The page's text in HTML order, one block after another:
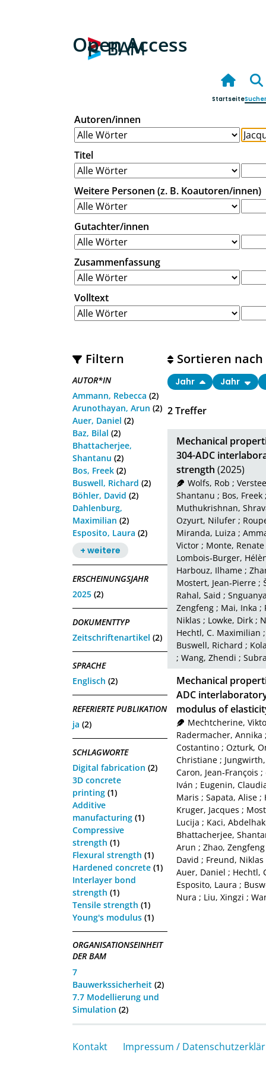
Open Access
Startseite
Autoren/innen
Titel
Weitere Personen (z. B. Koautoren/innen)
Gutachter/innen
Zusammenfassung
Volltext
Filtern
AUTOR*IN
Ammann, Rebecca (2)
Arunothayan, Arun (2)
Auer, Daniel (2)
Baz, Bilal (2)
Bhattacherjee,
Shantanu (2)
Bos, Freek (2)
Buswell, Richard (2)
Böhler, David (2)
Dahlenburg,
Maximilian (2)
Esposito, Laura (2)
+ weitere
ERSCHEINUNGSJAHR
2025 (2)
DOKUMENTTYP
Zeitschriftenartikel (2)
SPRACHE
Englisch (2)
REFERIERTE PUBLIKATION
ja (2)
SCHLAGWORTE
Digital fabrication (2)
3D concrete
printing (1)
Additive
manufacturing (1)
Compressive
strength (1)
Flexural strength (1)
Hardened concrete (1)
Interlayer bond
strength (1)
Tensile strength (1)
Young's modulus (1)
ORGANISATIONSEINHEIT
DER BAM
7
Bauwerkssicherheit (2)
7.7 Modellierung und
Simulation (2)
2Treffer
Sortieren nach
Jahr Jahr
Mechanical
304-ADC
strength (2025)
Wolfs, Rob ;
Shantanu ; Bos, Freek
Muthukrishnan,
Ozyurt, Nilufer ;
Miranda, Luiza ;
Victor ; Monte, Renate
Lombois‑Burger,
Harbouz, Ilhame ;
Mostert, Jean‑Pierre ;
Rahal, Said ;
Zengfeng ; Mai, Inka ;
Niklas ; Lowke, Dirk ;
Hechtl, C. Maximilian
Buswell, Richard ;
; Wang, Zhendi ;
Mechanical
ADC
modulus of
Mechtcherine,
Radermacher, Annika
Costantino ; Ozturk,
Christiane ;
Caron, Jean‑François ;
Iván ; Eugenin,
Maris ; Sapata, Alise ;
Kruger, Jacques ;
Lucija ; Kaci, Abdelhak
Bhattacherjee,
Arun ; Zhao, Zengfeng
David ; Freund, Niklas
Auer, Daniel ; Hechtl,
Esposito, Laura ;
Nura ; Liu, Xingzi ;
Kontakt Impressum /